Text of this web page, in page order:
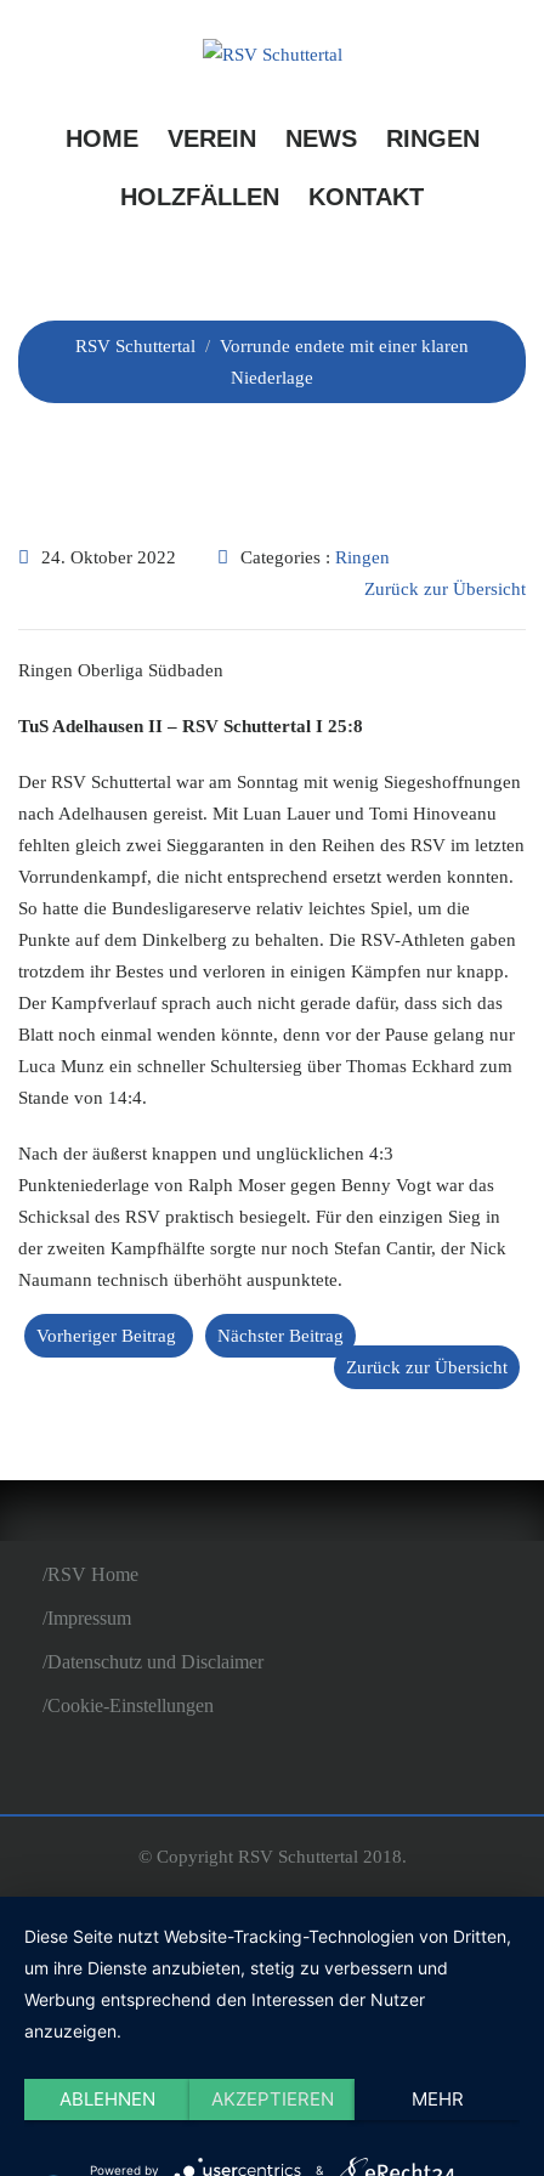
HOME VEREIN NEWS RINGEN
HOLZFÄLLEN KONTAKT
einer klaren
Niederlage
RSV Schuttertal / Vorrunde endete mit einer klaren
Niederlage
24. Oktober 2022 Categories : Ringen
Zurück zur Übersicht
Ringen Oberliga Südbaden
TuS Adelhausen II – RSV Schuttertal I 25:8
Der RSV Schuttertal war am Sonntag mit wenig Siegeshoffnungen
nach Adelhausen gereist. Mit Luan Lauer und Tomi Hinoveanu
fehlten gleich zwei Sieggaranten in den Reihen des RSV im letzten
Vorrundenkampf, die nicht entsprechend ersetzt werden konnten.
So hatte die Bundesligareserve relativ leichtes Spiel, um die
Punkte auf dem Dinkelberg zu behalten. Die RSV-Athleten gaben
trotzdem ihr Bestes und verloren in einigen Kämpfen nur knapp.
Der Kampfverlauf sprach auch nicht gerade dafür, dass sich das
Blatt noch einmal wenden könnte, denn vor der Pause gelang nur
Luca Munz ein schneller Schultersieg über Thomas Eckhard zum
Stande von 14:4.
Nach der äußerst knappen und unglücklichen 4:3
Punkteniederlage von Ralph Moser gegen Benny Vogt war das
Schicksal des RSV praktisch besiegelt. Für den einzigen Sieg in
der zweiten Kampfhälfte sorgte nur noch Stefan Cantir, der Nick
Naumann technisch überhöht auspunktete.
Vorheriger Beitrag
Nächster Beitrag
Zurück zur Übersicht
RSV Home
Impressum
Datenschutz und Disclaimer
Cookie-Einstellungen
© Copyright RSV Schuttertal 2018.
Diese Seite nutzt Website-Tracking-Technologien von Dritten,
um ihre Dienste anzubieten, stetig zu verbessern und
Werbung entsprechend den Interessen der Nutzer
anzuzeigen.
ABLEHNEN AKZEPTIEREN MEHR
Powered by &